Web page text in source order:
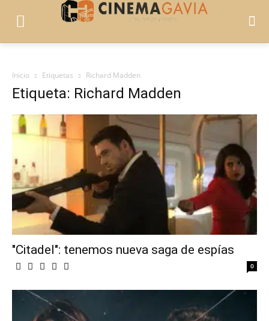
Inicio Etiquetas Richard Madden
Etiqueta: Richard Madden
"Citadel": tenemos nueva saga de espías
0